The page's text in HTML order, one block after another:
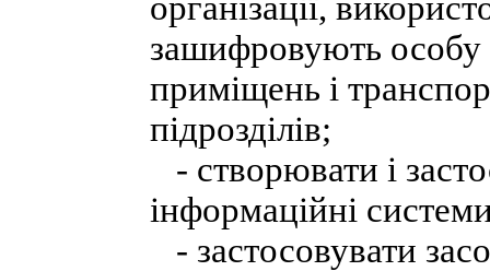
зашифровують особу
приміщень і
підрозділів;
- створювати і
інформаційні
- застосовувати